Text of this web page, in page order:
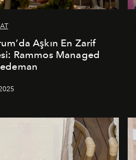
Aşkın En Zarif
Rammos Managed